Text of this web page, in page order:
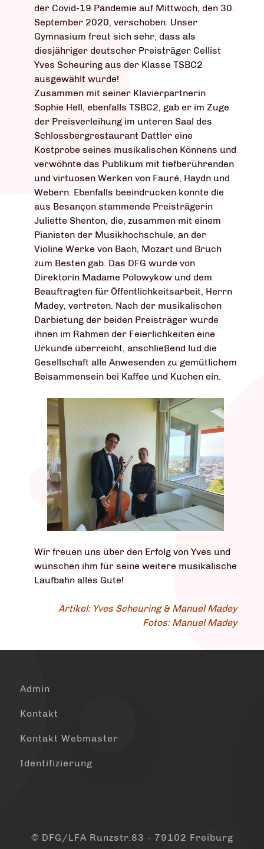
der Covid-19 Pandemie auf Mittwoch, den 30.
September 2020, verschoben. Unser
Gymnasium freut sich sehr, dass als
diesjähriger deutscher Preisträger Cellist
Yves Scheuring aus der Klasse TSBC2
ausgewählt wurde!
Zusammen mit seiner Klavierpartnerin
Sophie Hell, ebenfalls TSBC2, gab er im Zuge
der Preisverleihung im unteren Saal des
Schlossbergrestaurant Dattler eine
Kostprobe seines musikalischen Könnens und
verwöhnte das Publikum mit tiefberührenden
und virtuosen Werken von Fauré, Haydn und
Webern. Ebenfalls beeindrucken konnte die
aus Besançon stammende Preisträgerin
Juliette Shenton, die, zusammen mit einem
Pianisten der Musikhochschule, an der
Violine Werke von Bach, Mozart und Bruch
zum Besten gab. Das DFG wurde von
Direktorin Madame Polowykow und dem
Beauftragten für Öffentlichkeitsarbeit, Herrn
Madey, vertreten. Nach der musikalischen
Darbietung der beiden Preisträger wurde
ihnen im Rahmen der Feierlichkeiten eine
Urkunde überreicht, anschließend lud die
Gesellschaft alle Anwesenden zu gemütlichem
Beisammensein bei Kaffee und Kuchen ein.
Wir freuen uns über den Erfolg von Yves und
wünschen ihm für seine weitere musikalische
Laufbahn alles Gute!
Artikel: Yves Scheuring & Manuel Madey
Fotos: Manuel Madey
Admin
Kontakt
Kontakt Webmaster
Identifizierung
© DFG/LFA Runzstr.83 - 79102 Freiburg